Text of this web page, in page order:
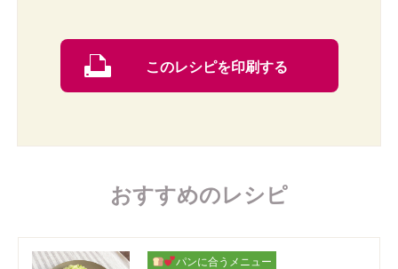
このレシピを印刷する
おすすめのレシピ
パンに合うメニュー